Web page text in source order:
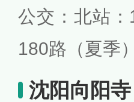
公交：北站
180路（夏季
沈阳向阳寺